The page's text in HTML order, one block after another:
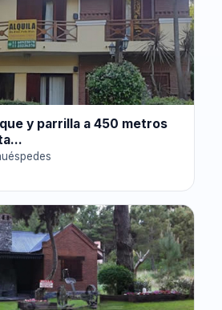
y parrilla a 450 metros